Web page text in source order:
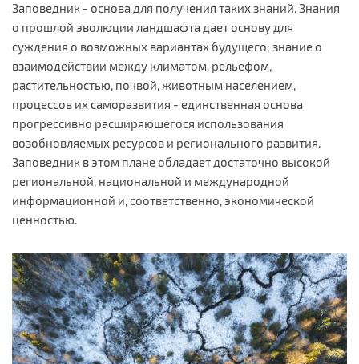
Заповедник - основа для получения таких знаний. Знания
о прошлой эволюции ландшафта дает основу для
суждения о возможных вариантах будущего; знание о
взаимодействии между климатом, рельефом,
растительностью, почвой, животным населением,
процессов их саморазвития - единственная основа
прогрессивно расширяющегося использования
возобновляемых ресурсов и регионального развития.
Заповедник в этом плане обладает достаточно высокой
региональной, национальной и международной
информационной и, соответственно, экономической
ценностью.